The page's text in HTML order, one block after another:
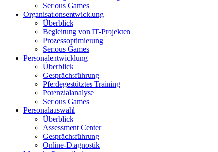
Serious Games
Organisationsentwicklung
Überblick
Begleitung von IT-Projekten
Prozessoptimierung
Serious Games
Personalentwicklung
Überblick
Gesprächsführung
Pferdegestütztes Training
Potenzialanalyse
Serious Games
Personalauswahl
Überblick
Assessment Center
Gesprächsführung
Online-Diagnostik